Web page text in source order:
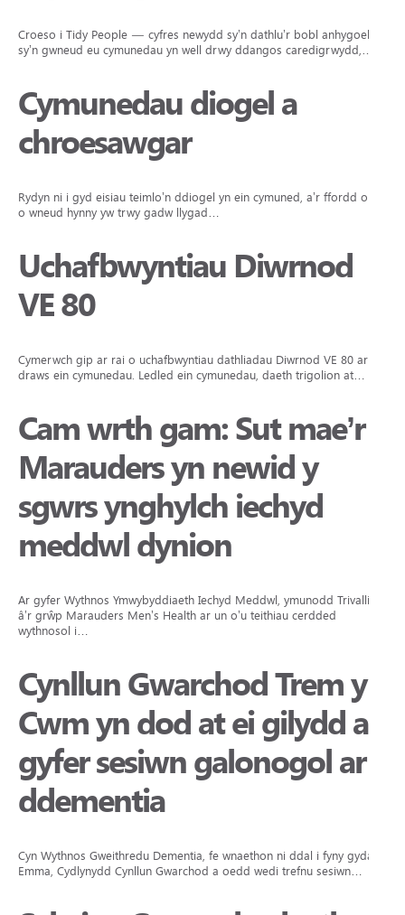
Croeso i Tidy People — cyfres newydd sy’n dathlu’r bobl anhygoel
sy’n gwneud eu cymunedau yn well drwy ddangos caredigrwydd,…
Cymunedau diogel a
chroesawgar
Rydyn ni i gyd eisiau teimlo’n ddiogel yn ein cymuned, a’r ffordd orau
o wneud hynny yw trwy gadw llygad…
Uchafbwyntiau Diwrnod
VE 80
Cymerwch gip ar rai o uchafbwyntiau dathliadau Diwrnod VE 80 ar
draws ein cymunedau. Ledled ein cymunedau, daeth trigolion at…
Cam wrth gam: Sut mae’r
Marauders yn newid y
sgwrs ynghylch iechyd
meddwl dynion
Ar gyfer Wythnos Ymwybyddiaeth Iechyd Meddwl, ymunodd Trivallis
â’r grŵp Marauders Men’s Health ar un o’u teithiau cerdded
wythnosol i…
Cynllun Gwarchod Trem y
Cwm yn dod at ei gilydd ar
gyfer sesiwn galonogol ar
ddementia
Cyn Wythnos Gweithredu Dementia, fe wnaethon ni ddal i fyny gydag
Emma, Cydlynydd Cynllun Gwarchod a oedd wedi trefnu sesiwn…